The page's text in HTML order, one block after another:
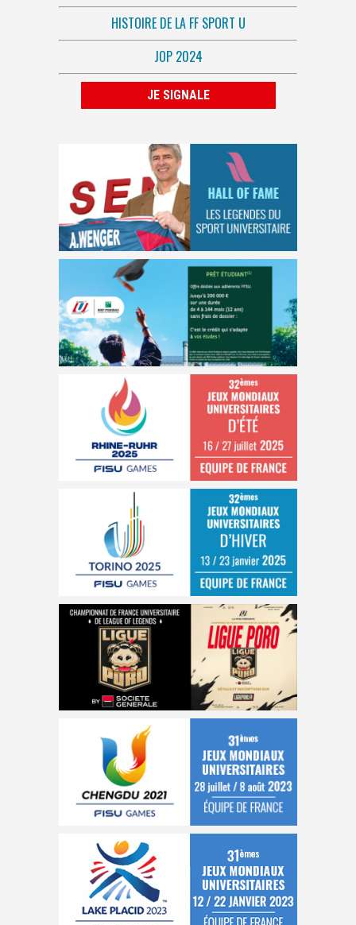
HISTOIRE DE LA FF SPORT U
JOP 2024
JE SIGNALE